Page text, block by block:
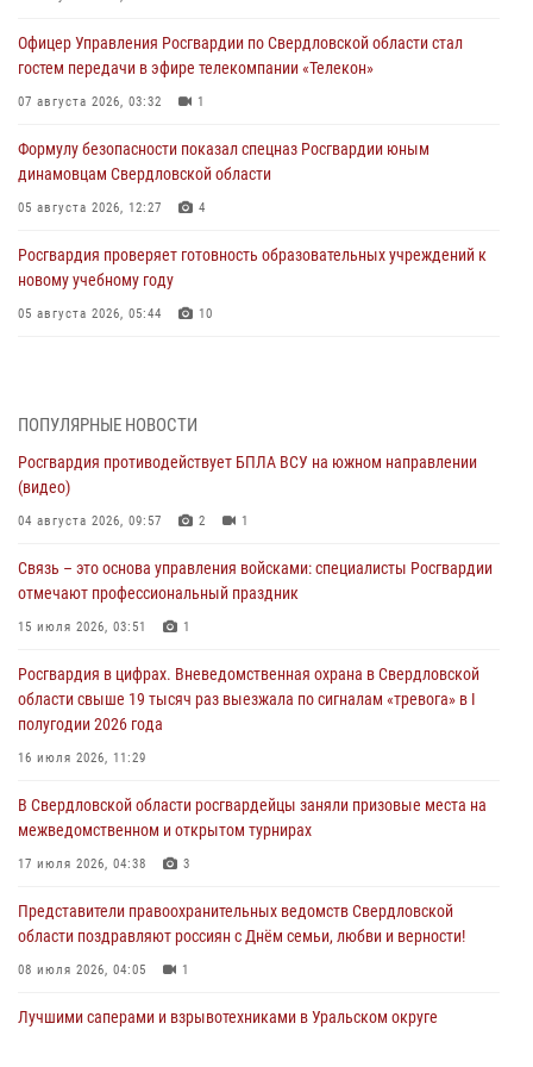
Офицер Управления Росгвардии по Свердловской области стал
гостем передачи в эфире телекомпании «Телекон»
07 августа 2026, 03:32 1
Формулу безопасности показал спецназ Росгвардии юным
динамовцам Свердловской области
05 августа 2026, 12:27 4
Росгвардия проверяет готовность образовательных учреждений к
новому учебному году
05 августа 2026, 05:44 10
04 августа 2026, 09:57 2
Росгвардия приняла участие в обеспечении безопасности Дня
города в Екатеринбурге
03 августа 2026, 07:43 3
Росгвардия приняла участие в межведомственном
антитеррористическом учении в Свердловской области
31 июля 2026, 12:27 1
Росгвардия обеспечивает безопасность граждан на южном
направлении
31 июля 2026, 06:56
рассказал об итогах работы подразделения в эфире телекомпании
«Телекон»
30 июля 2026, 11:33 1
ПОПУЛЯРНЫЕ НОВОСТИ
Росгвардия противодействует БПЛА ВСУ на южном направлении
(видео)
04 августа 2026, 09:57 2 1
Связь – это основа управления войсками: специалисты Росгвардии
отмечают профессиональный праздник
15 июля 2026, 03:51 1
Росгвардия в цифрах. Вневедомственная охрана в Свердловской
области свыше 19 тысяч раз выезжала по сигналам «тревога» в I
полугодии 2026 года
16 июля 2026, 11:29
В Свердловской области росгвардейцы заняли призовые места на
межведомственном и открытом турнирах
17 июля 2026, 04:38 3
Представители правоохранительных ведомств Свердловской
области поздравляют россиян с Днём семьи, любви и верности!
08 июля 2026, 04:05 1
Лучшими саперами и взрывотехниками в Уральском округе